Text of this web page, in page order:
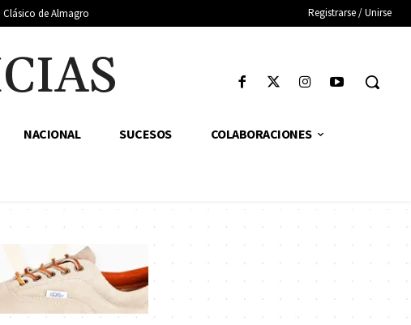
Clásico de Almagro Registrarse / Unirse
NACIONAL SUCESOS COLABORACIONES